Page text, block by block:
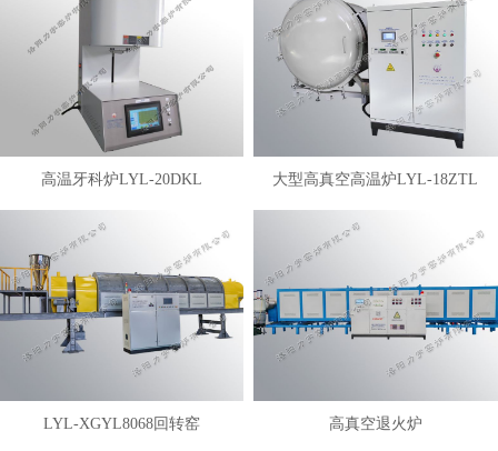
高温牙科炉LYL-20DKL 大型高真空高温炉LYL-18ZTL
LYL-XGYL8068回转窑 高真空退火炉